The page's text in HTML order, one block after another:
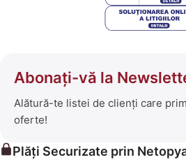
Abonați-vă la
Alătură-te listei de clienți care
oferte!
Plăți Securizate prin